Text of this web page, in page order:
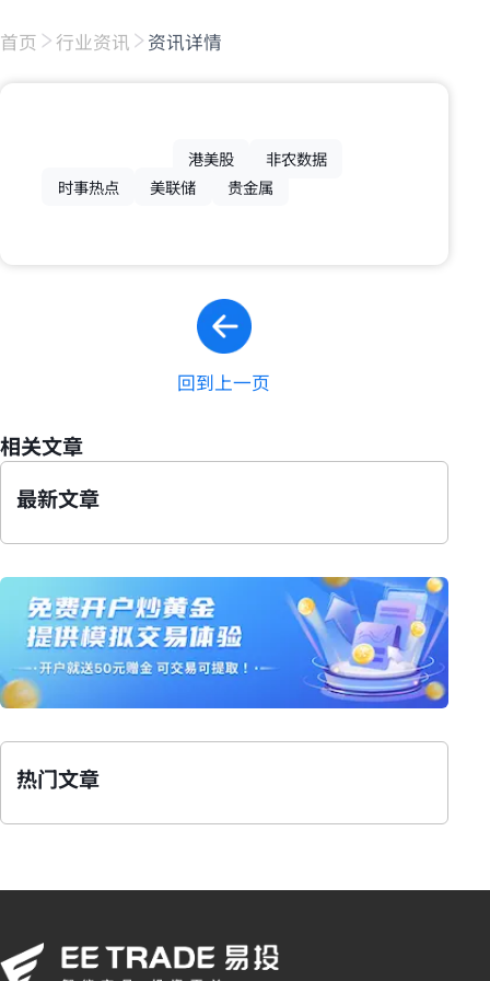
首页 行业资讯 资讯详情
港美股
非农数据
时事热点
美联储 贵金属
回到上一页
相关文章
最新文章
热门文章